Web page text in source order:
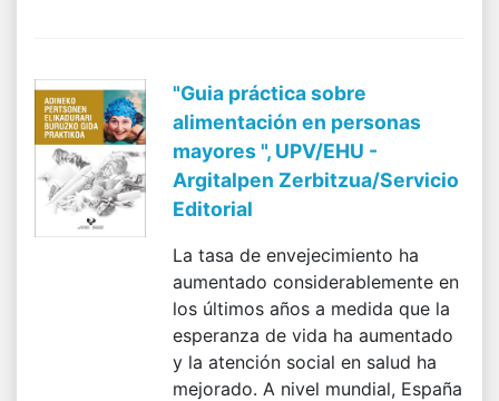
"Guia práctica sobre
alimentación en personas
mayores ", UPV/EHU -
Argitalpen Zerbitzua/Servicio
Editorial
La tasa de envejecimiento ha
aumentado considerablemente en
los últimos años a medida que la
esperanza de vida ha aumentado
y la atención social en salud ha
mejorado. A nivel mundial, España